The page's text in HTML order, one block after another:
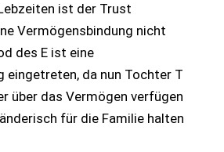
ist der Trust
Vermögensbindung nicht
des E ist eine
eingetreten, da nun Tochter T
über das Vermögen verfügen
für die Familie halten